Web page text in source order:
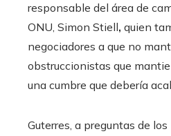
responsable del área de
ONU, Simon Stiell, quien
negociadores a que no
obstruccionistas que
una cumbre que debería
Guterres, a preguntas de